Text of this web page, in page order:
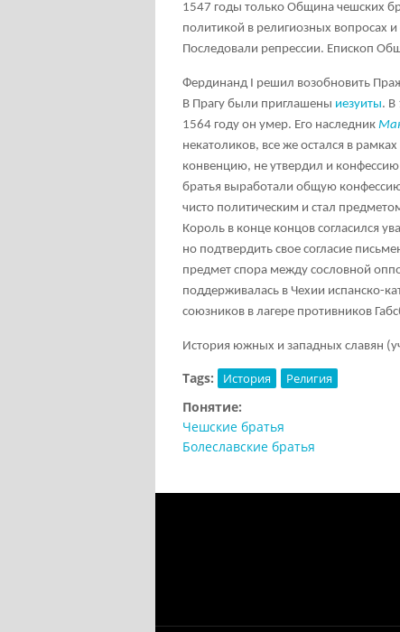
1547 годы только Община чешских
политикой в религиозных вопросах
Последовали репрессии. Епископ
Фердинанд I решил возобновить
В Прагу были приглашены иезуиты. В
1564 году он умер. Его наследник
некатоликов, все же остался в
конвенцию, не утвердил и
братья выработали общую
чисто политическим и стал
Король в конце концов согласился
но подтвердить свое согласие
предмет спора между сословной
поддерживалась в Чехии испанско-
союзников в лагере противников
История южных и западных славян
Tags: История Религия
Понятие:
Чешские братья
Болеславские братья